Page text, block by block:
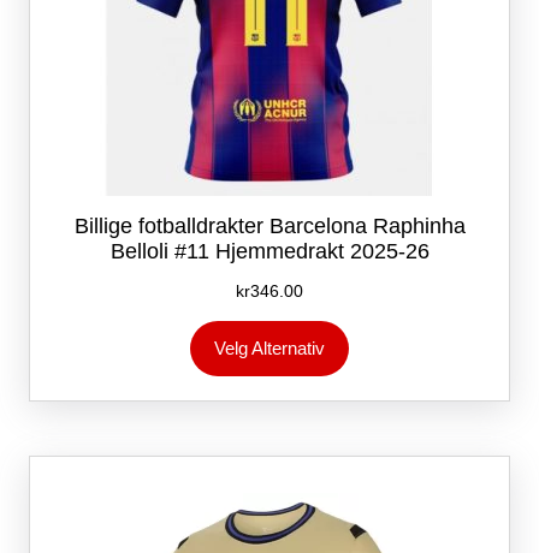
Billige fotballdrakter Barcelona Raphinha
Belloli #11 Hjemmedrakt 2025-26
kr346.00
Velg Alternativ
produktet
flere
Alternativene
på